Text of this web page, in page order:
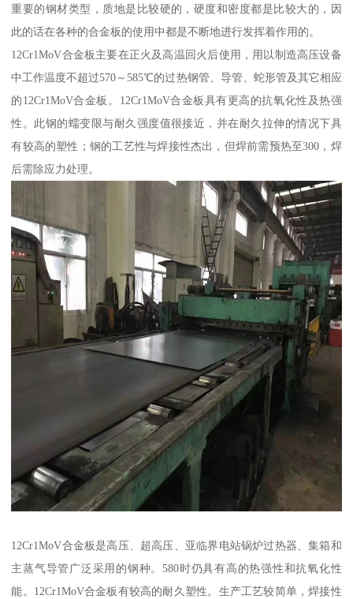
重要的钢材类型，质地是比较硬的，硬度和密度都是比较大的，因
此的话在各种的合金板的使用中都是不断地进行发挥着作用的。
12Cr1MoV合金板主要在正火及高温回火后使用，用以制造高压设备
中工作温度不超过570～585℃的过热钢管、导管、蛇形管及其它相应
的12Cr1MoV合金板。12Cr1MoV合金板具有更高的抗氧化性及热强
性。此钢的蠕变限与耐久强度值很接近，并在耐久拉伸的情况下具
有较高的塑性；钢的工艺性与焊接性杰出，但焊前需预热至300，焊
后需除应力处理。
12Cr1MoV合金板是高压、超高压、亚临界电站锅炉过热器、集箱和
主蒸气导管广泛采用的钢种。580时仍具有高的热强性和抗氧化性
能。12Cr1MoV合金板有较高的耐久塑性。生产工艺较简单，焊接性